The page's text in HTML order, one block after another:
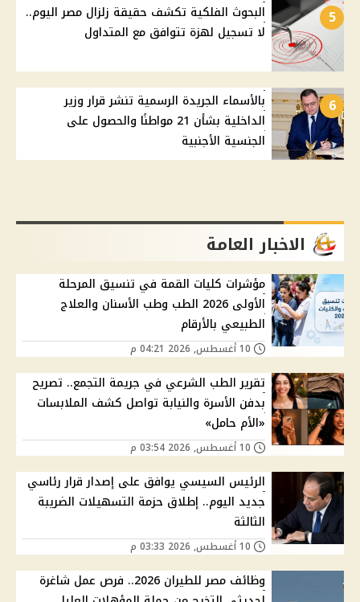
5
البحوث الفلكية تكشف حقيقة زلزال مصر اليوم..
لا تسجيل لهزة تتوافق مع المتداول
6
بالأسماء الجريدة الرسمية تنشر قرار وزير
الداخلية بشأن 21 مواطنًا والحصول على
الجنسية الأجنبية
الاخبار العامة
مؤشرات كليات القمة في تنسيق المرحلة
الأولى 2026 الطب وطب الأسنان والعلاج
الطبيعي بالأرقام
تقرير الطب الشرعي في جريمة التجمع.. تصريح
بدفن الأسرة والنيابة تواصل كشف الملابسات
«الأم حامل»
الرئيس السيسي يوافق على إصدار قرار رئاسي
جديد اليوم.. إطلاق حزمة التسهيلات الضريبة
الثالثة
وظائف مصر للطيران 2026.. فرص عمل شاغرة